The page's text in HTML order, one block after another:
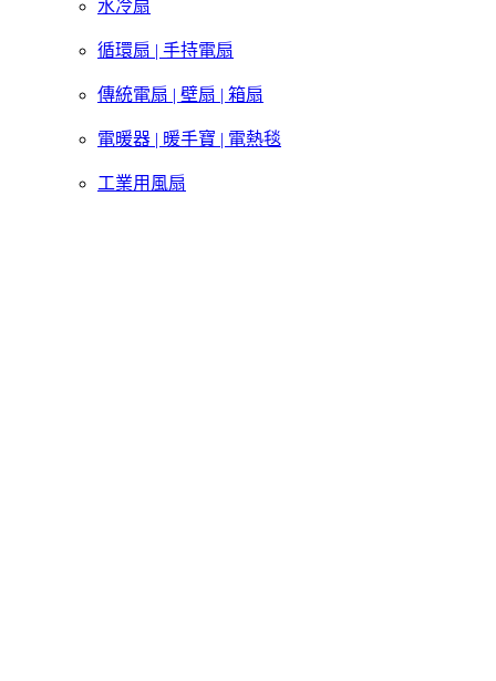
水冷扇
循環扇 | 手持電扇
傳統電扇 | 壁扇 | 箱扇
電暖器 | 暖手寶 | 電熱毯
工業用風扇